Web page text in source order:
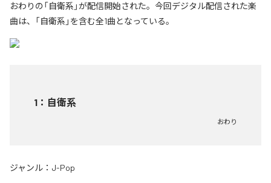
おわりの「自衛系」が配信開始された。今回デジタル配信された楽
曲は、「自衛系」を含む全1曲となっている。
1 ： 自衛系
おわり
ジャンル： J-Pop